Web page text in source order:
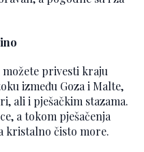
privesti kraju
između Goza i Malte,
ali i pješačkim stazama.
a tokom pješačenja
kristalno čisto more.